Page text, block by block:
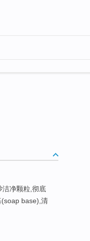
洁净颗粒,彻底
(soap base),清